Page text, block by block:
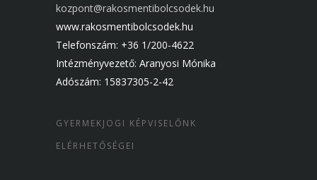
kozpont@rakosmentibolcsodek.hu
www.rakosmentibolcsodek.hu
Telefonszám: +36 1/200-4622
Intézményvezető: Aranyosi Mónika
Adószám: 15837305-2-42
GYERMEKJOGI KÉPVISELŐNK
ELÉRHETŐSÉGEI